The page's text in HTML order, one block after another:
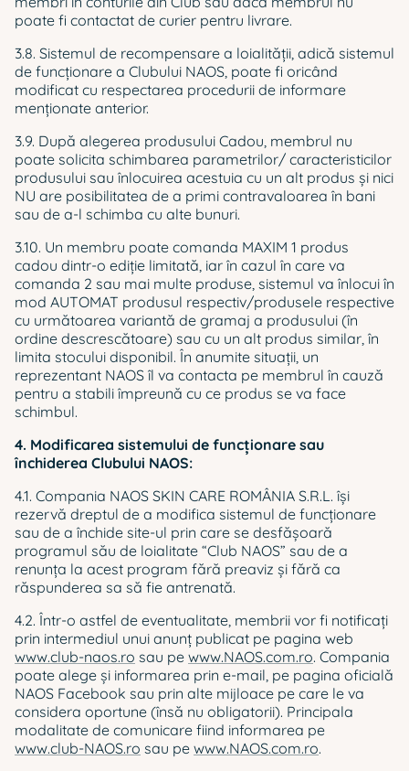
poate fi contactat de curier pentru livrare.
3.8. Sistemul de recompensare a loialităţii, adică sistemul
de funcţionare a Clubului NAOS, poate fi oricând
modificat cu respectarea procedurii de informare
menţionate anterior.
3.9. După alegerea produsului Cadou, membrul nu
poate solicita schimbarea parametrilor/ caracteristicilor
produsului sau înlocuirea acestuia cu un alt produs şi nici
NU are posibilitatea de a primi contravaloarea în bani
sau de a-l schimba cu alte bunuri.
3.10. Un membru poate comanda MAXIM 1 produs
cadou dintr-o ediție limitată, iar în cazul în care va
comanda 2 sau mai multe produse, sistemul va înlocui în
mod AUTOMAT produsul respectiv/produsele respective
cu următoarea variantă de gramaj a produsului (în
ordine descrescătoare) sau cu un alt produs similar, în
limita stocului disponibil. În anumite situații, un
reprezentant NAOS îl va contacta pe membrul în cauză
pentru a stabili împreună cu ce produs se va face
schimbul.
4. Modificarea sistemului de funcţionare sau
închiderea Clubului NAOS:
4.1. Compania NAOS SKIN CARE ROMÂNIA S.R.L. îşi
rezervă dreptul de a modifica sistemul de funcţionare
sau de a închide site-ul prin care se desfăşoară
programul său de loialitate “Club NAOS” sau de a
renunţa la acest program fără preaviz și fără ca
răspunderea sa să fie antrenată.
4.2. Într-o astfel de eventualitate, membrii vor fi notificaţi
prin intermediul unui anunţ publicat pe pagina web
www.club-naos.ro sau pe www.NAOS.com.ro. Compania
poate alege și informarea prin e-mail, pe pagina oficială
NAOS Facebook sau prin alte mijloace pe care le va
considera oportune (însă nu obligatorii). Principala
modalitate de comunicare fiind informarea pe
www.club-NAOS.ro sau pe www.NAOS.com.ro.